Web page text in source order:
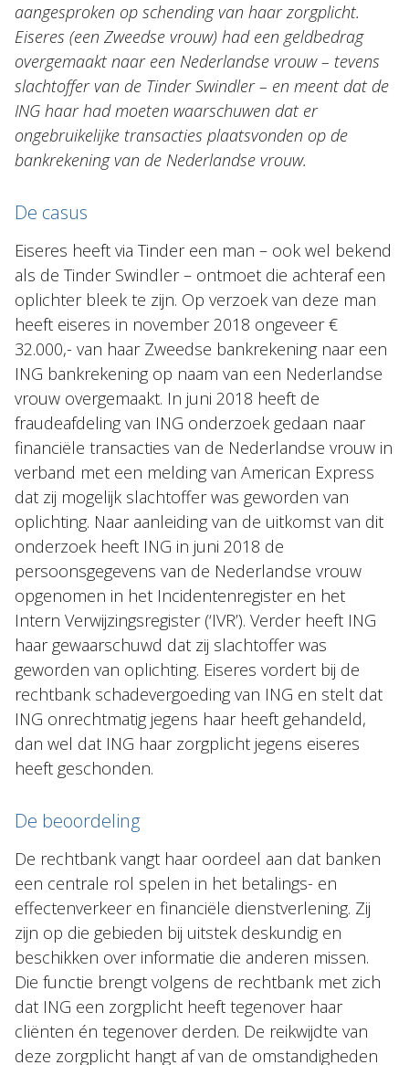
aangesproken op schending van haar zorgplicht.
Eiseres (een Zweedse vrouw) had een geldbedrag
overgemaakt naar een Nederlandse vrouw – tevens
slachtoffer van de Tinder Swindler – en meent dat de
ING haar had moeten waarschuwen dat er
ongebruikelijke transacties plaatsvonden op de
bankrekening van de Nederlandse vrouw.
De casus
Eiseres heeft via Tinder een man – ook wel bekend
als de Tinder Swindler – ontmoet die achteraf een
oplichter bleek te zijn. Op verzoek van deze man
heeft eiseres in november 2018 ongeveer €
32.000,- van haar Zweedse bankrekening naar een
ING bankrekening op naam van een Nederlandse
vrouw overgemaakt. In juni 2018 heeft de
fraudeafdeling van ING onderzoek gedaan naar
financiële transacties van de Nederlandse vrouw in
verband met een melding van American Express
dat zij mogelijk slachtoffer was geworden van
oplichting. Naar aanleiding van de uitkomst van dit
onderzoek heeft ING in juni 2018 de
persoonsgegevens van de Nederlandse vrouw
opgenomen in het Incidentenregister en het
Intern Verwijzingsregister (‘IVR’). Verder heeft ING
haar gewaarschuwd dat zij slachtoffer was
geworden van oplichting. Eiseres vordert bij de
rechtbank schadevergoeding van ING en stelt dat
ING onrechtmatig jegens haar heeft gehandeld,
dan wel dat ING haar zorgplicht jegens eiseres
heeft geschonden.
De beoordeling
De rechtbank vangt haar oordeel aan dat banken
een centrale rol spelen in het betalings- en
effectenverkeer en financiële dienstverlening. Zij
zijn op die gebieden bij uitstek deskundig en
beschikken over informatie die anderen missen.
Die functie brengt volgens de rechtbank met zich
dat ING een zorgplicht heeft tegenover haar
cliënten én tegenover derden. De reikwijdte van
deze zorgplicht hangt af van de omstandigheden